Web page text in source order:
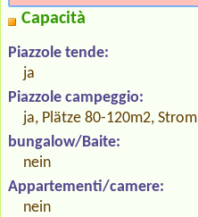
Capacità
Piazzole tende:
ja
Piazzole campeggio:
ja, Plätze 80-120m2,
bungalow/Baite:
nein
Appartementi/camere:
nein